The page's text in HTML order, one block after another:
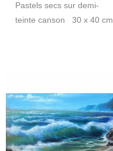
Pastels secs sur demi-
teinte canson 30 x 40 cm